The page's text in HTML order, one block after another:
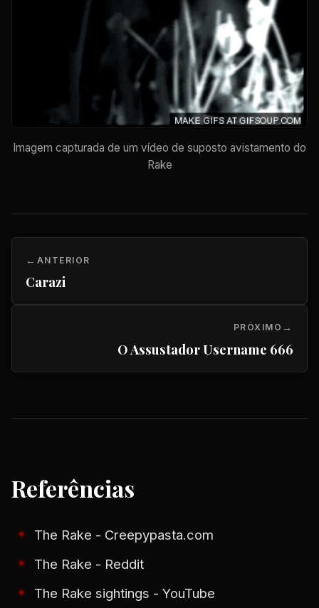
Imagem capturada de um vídeo de suposto avistamento do
Rake
ANTERIOR
Carazi
PRÓXIMO
O Assustador Username 666
Referências
The Rake - Creepypasta.com
The Rake - Reddit
The Rake sightings - YouTube